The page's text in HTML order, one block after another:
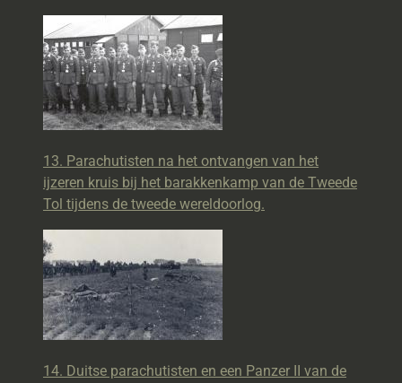
13. Parachutisten na het ontvangen van het
ijzeren kruis bij het barakkenkamp van de Tweede
Tol tijdens de tweede wereldoorlog.
14. Duitse parachutisten en een Panzer II van de